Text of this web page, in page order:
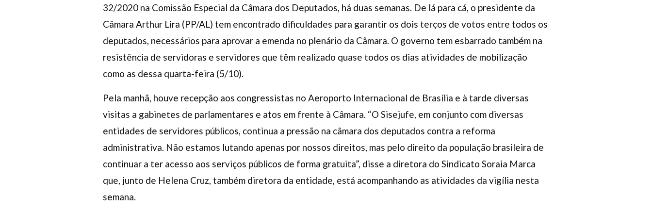
32/2020 na Comissão Especial da Câmara dos Deputados, há duas semanas. De lá para cá, o presidente da
Câmara Arthur Lira (PP/AL) tem encontrado dificuldades para garantir os dois terços de votos entre todos os
deputados, necessários para aprovar a emenda no plenário da Câmara. O governo tem esbarrado também na
resistência de servidoras e servidores que têm realizado quase todos os dias atividades de mobilização
como as dessa quarta-feira (5/10).
Pela manhã, houve recepção aos congressistas no Aeroporto Internacional de Brasília e à tarde diversas
visitas a gabinetes de parlamentares e atos em frente à Câmara. “O Sisejufe, em conjunto com diversas
entidades de servidores públicos, continua a pressão na câmara dos deputados contra a reforma
administrativa. Não estamos lutando apenas por nossos direitos, mas pelo direito da população brasileira de
continuar a ter acesso aos serviços públicos de forma gratuita”, disse a diretora do Sindicato Soraia Marca
que, junto de Helena Cruz, também diretora da entidade, está acompanhando as atividades da vigília nesta
semana.